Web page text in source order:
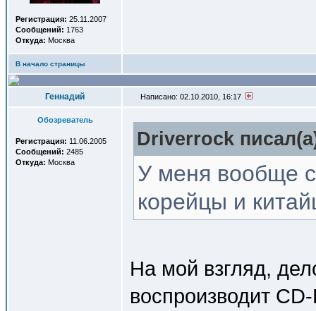
Регистрация: 25.11.2007
Сообщений: 1763
Откуда: Москва
В начало страницы
Геннадий Написано: 02.10.2010, 16:17
Обозреватель
Регистрация: 11.06.2005
Сообщений: 2485
Откуда: Москва
Driverrock
У меня вообще
корейцы и
На мой взгляд,
воспроизводит